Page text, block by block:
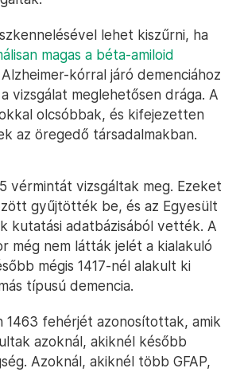
lehet kiszűrni, ha
magas a béta-amiloid
Alzheimer-kórral járó demenciához
vizsgálat meglehetősen drága. A
olcsóbbak, és kifejezetten
az öregedő társadalmakban.
vérmintát vizsgáltak meg. Ezeket
gyűjtötték be, és az Egyesült
kutatási adatbázisából vették. A
még nem látták jelét a kialakuló
mégis 1417-nél alakult ki
típusú demencia.
1463 fehérjét azonosítottak, amik
azoknál, akiknél később
Azoknál, akiknél több GFAP,